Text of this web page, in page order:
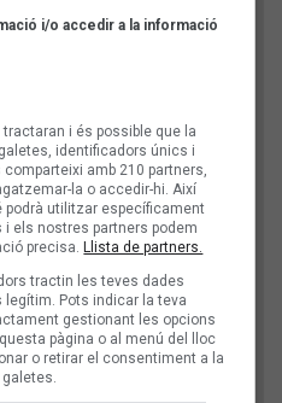
actual, amb 4 xifres
comentari
i/o accedir a la informació
i és possible que la
identificadors únics i
amb 210 partners,
la o accedir-hi. Així
podrà utilitzar específicament
els nostres partners podem
precisa.Llista de partners.
tractin les teves dades
Pots indicar la teva
gestionant les opcions
pàgina o al menú del lloc
o retirar el consentiment a la